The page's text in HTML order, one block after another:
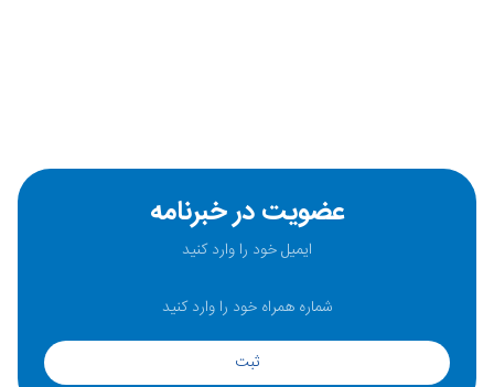
عضویت در خبرنامه
ثبت